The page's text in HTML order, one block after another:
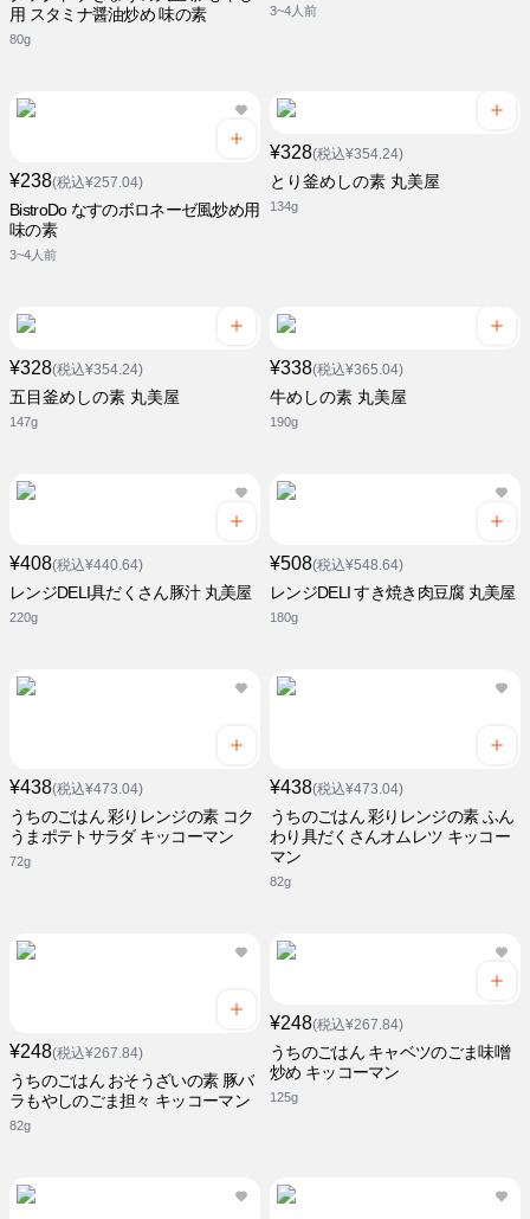
用 スタミナ醤油炒め 味の素
80g
3~4人前
¥238(税込¥257.04)
BistroDo なすのボロネーゼ風炒め用
味の素
3~4人前
¥328(税込¥354.24)
とり釜めしの素 丸美屋
134g
¥328(税込¥354.24)
五目釜めしの素 丸美屋
147g
¥338(税込¥365.04)
牛めしの素 丸美屋
190g
¥408(税込¥440.64)
レンジDELI具だくさん豚汁 丸美屋
220g
¥508(税込¥548.64)
レンジDELI すき焼き肉豆腐 丸美屋
180g
¥438(税込¥473.04)
うちのごはん 彩りレンジの素 コク
うまポテトサラダ キッコーマン
72g
¥438(税込¥473.04)
うちのごはん 彩りレンジの素 ふん
わり具だくさんオムレツ キッコー
マン
82g
¥248(税込¥267.84)
うちのごはん おそうざいの素 豚バ
ラもやしのごま担々 キッコーマン
82g
¥248(税込¥267.84)
うちのごはん キャベツのごま味噌
炒め キッコーマン
125g